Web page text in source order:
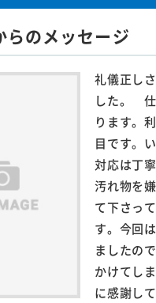
らのメッセージ
礼儀正し
した。
ります。
目です。
対応は丁
汚れ物を
て下さっ
す。今回
ましたの
かけてし
に感謝し